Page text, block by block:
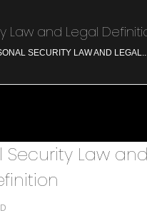
Law and Legal
SECURITY LAW AND
Security Law and